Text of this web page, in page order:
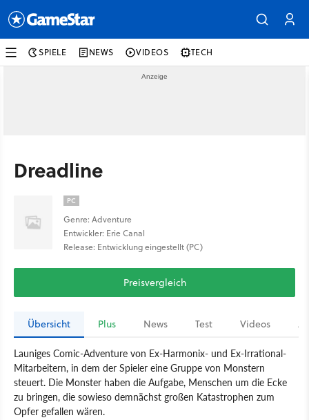
SPIELE NEWS VIDEOS TECH
Dreadline
PC
Genre: Adventure
Entwickler: Erie Canal
Release: Entwicklung eingestellt (PC)
Preisvergleich
Übersicht Plus News Test Videos
Launiges Comic-Adventure von Ex-Harmonix- und Ex-Irrational-
Mitarbeitern, in dem der Spieler eine Gruppe von Monstern
steuert. Die Monster haben die Aufgabe, Menschen um die Ecke
zu bringen, die sowieso demnächst großen Katastrophen zum
Opfer gefallen wären.